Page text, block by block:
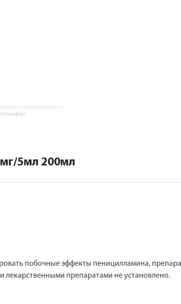
5мл 200мл
побочные эффекты пеницилламина,
лекарственными препаратами не установлено.